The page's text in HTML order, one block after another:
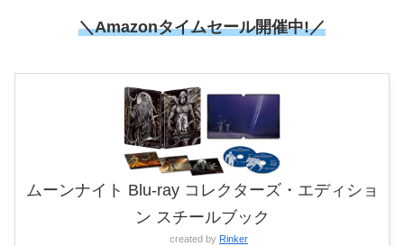
＼Amazonタイムセール開催中!／
ムーンナイト Blu-ray コレクターズ・エディショ
ン スチールブック
created by Rinker